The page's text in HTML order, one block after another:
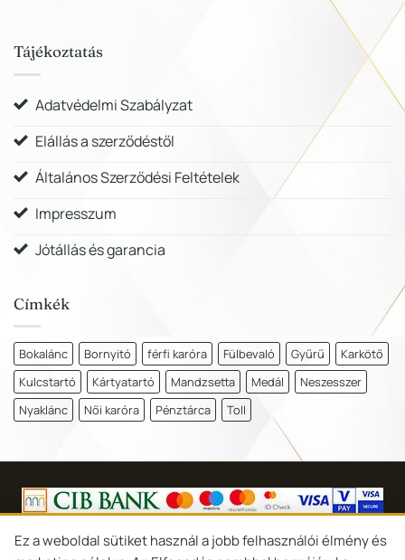
Tájékoztatás
Adatvédelmi Szabályzat
Elállás a szerződéstől
Általános Szerződési Feltételek
Impresszum
Jótállás és garancia
Címkék
Bokalánc Bornyitó férfi karóra Fülbevaló Gyűrű
Karkötő
Kulcstartó
Kártyatartó Mandzsetta Medál
Neszesszer
Nyaklánc
Női karóra Pénztárca Toll
Ez a weboldal sütiket használ a jobb felhasználói élmény és